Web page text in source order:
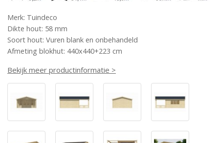
Merk: Tuindeco
Dikte hout: 58 mm
Soort hout: Vuren blank en onbehandeld
Afmeting blokhut: 440x440+223 cm
Bekijk meer productinformatie >